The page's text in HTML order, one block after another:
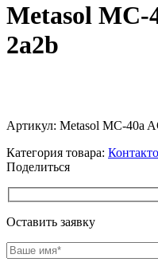
Metasol MC-
2a2b
Артикул: Metasol MC-40a
Категория товара:
Поделиться
Оставить заявку